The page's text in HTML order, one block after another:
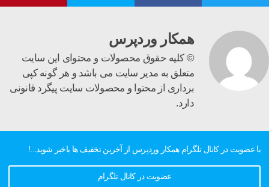
همکار وردپرس
© کليه حقوق محصولات و محتوای اين سایت
متعلق به مدیر سایت می باشد و هر گونه کپی
برداری از محتوا و محصولات سایت پیگرد قانونی
دارد.
با عضویت در کانال تلگرام همکار وردپرس از آخرین تخفیف ها باخبر شوید...!
عضویت در کانال تلگرام